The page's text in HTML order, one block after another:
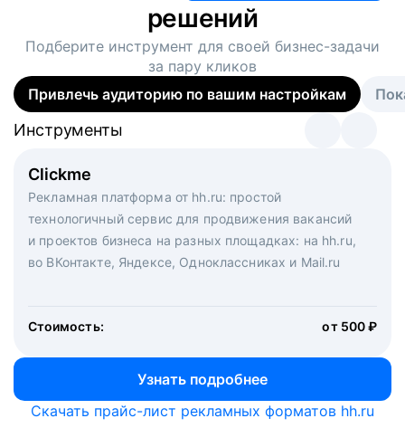
решений
Подберите инструмент для своей бизнес-задачи
за пару кликов
Привлечь аудиторию по вашим настройкам
Clickme
Рекламная платформа от hh.ru: простой
технологичный сервис для продвижения вакансий
и проектов бизнеса на разных площадках: на hh.ru,
во ВКонтакте, Яндексе, Одноклассниках и Mail.ru
Стоимость: от 500 ₽
Узнать подробнее
Инструменты
Вакансия дня
Рекламный формат для вакансий на главной странице
hh.ru. Увеличивает количество откликов
Инструменты
Массовый подбор под ключ. Решите, сколько
кандидатов и когда вам нужно, и за дело возьмутся
маркетологи, рекрутеры и проектные менеджеры
hh.ru с целым набором digital-инструментов
Инструменты
Скачать прайс-лист рекламных форматов hh.ru